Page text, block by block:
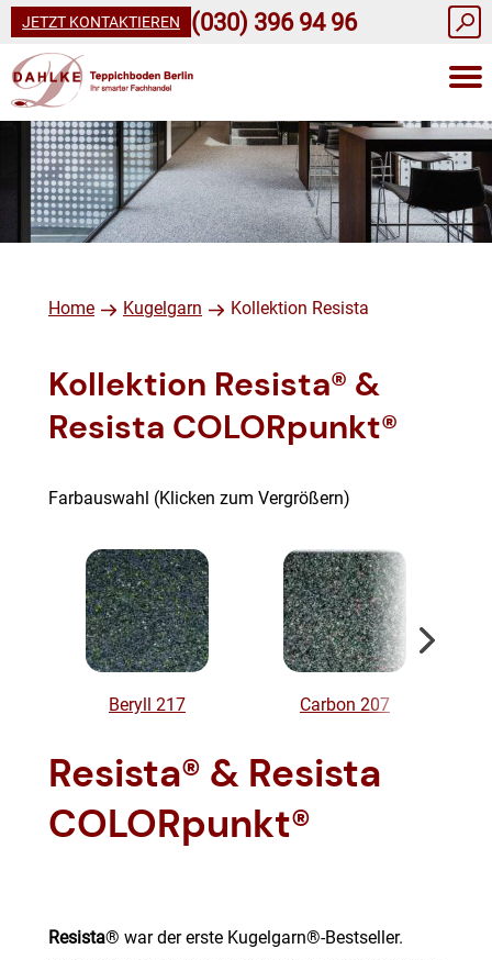
JETZT KONTAKTIEREN (030) 396 94 96
Home Kugelgarn Kollektion Resista
Kollektion Resista® &
Resista COLORpunkt®
Farbauswahl (Klicken zum Vergrößern)
Beryll 217 Carbon 207
Resista® & Resista
COLORpunkt®
Resista® war der erste Kugelgarn®-Bestseller.